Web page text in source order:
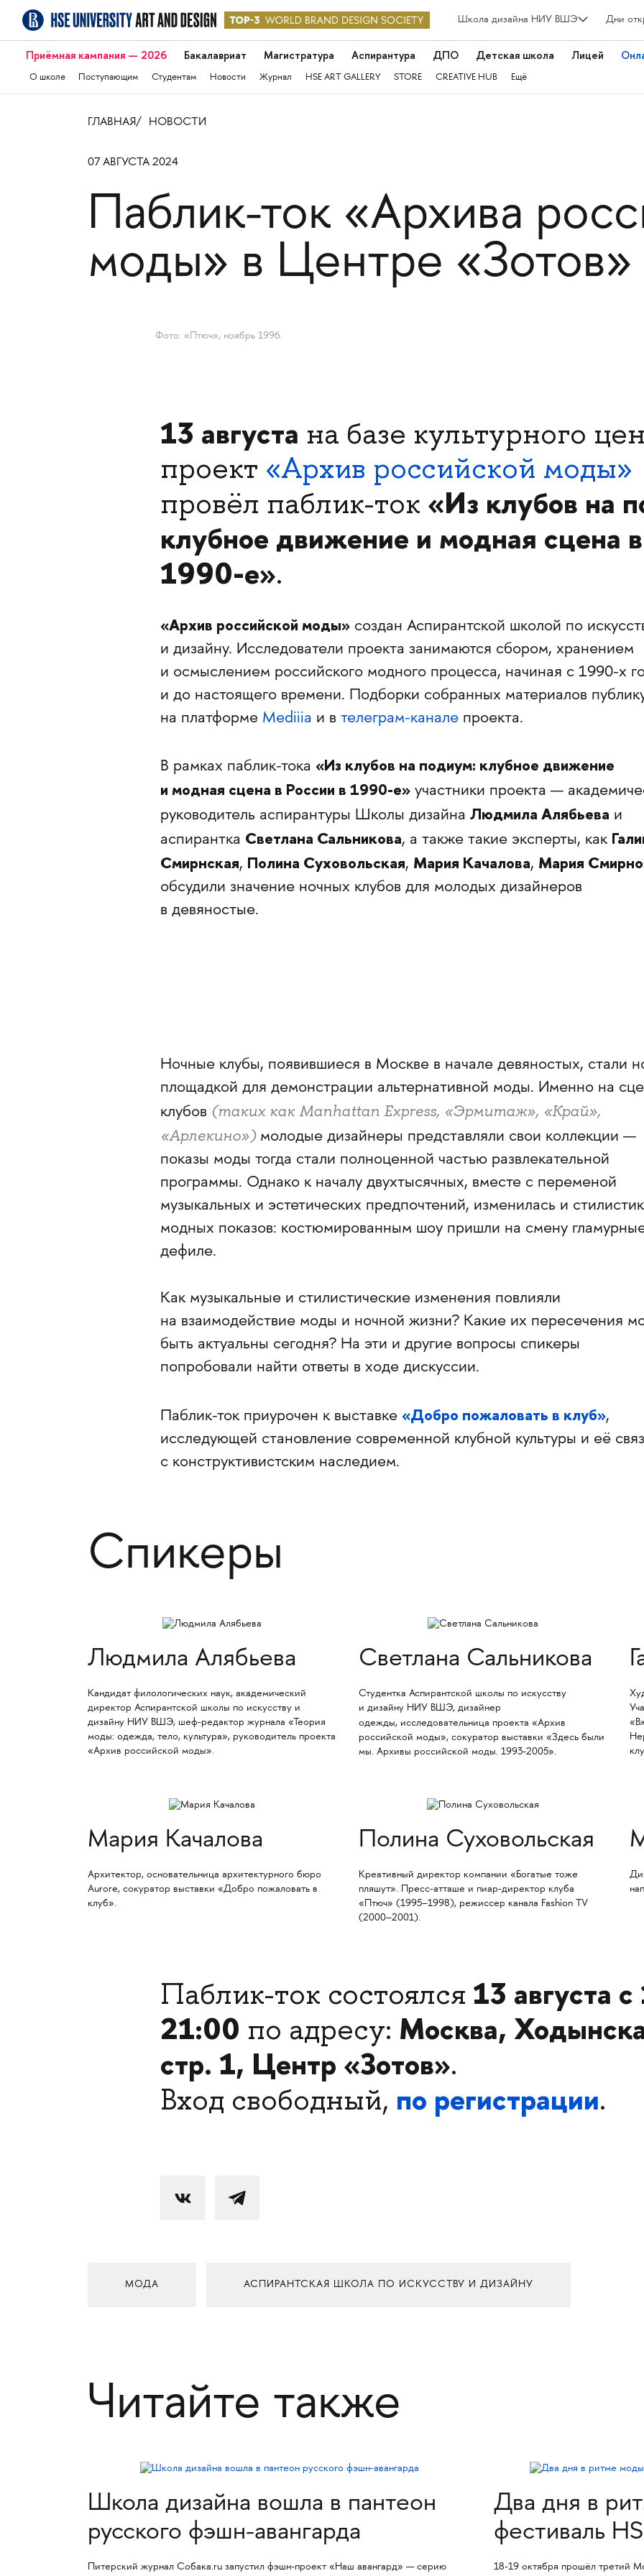
Школа дизайна НИУ ВШЭ Дни
Приёмная кампания — 2026 Бакалавриат Магистратура Аспирантура ДПО Детская школа Лицей
О школе Поступающим Студентам Новости Журнал HSE ART GALLERY STORE CREATIVE HUB Ещё
ГЛАВНАЯ НОВОСТИ
07 АВГУСТА 2024
Паблик-ток «Архива
моды» в Центре «Зотов»
Фото: «Птюч», ноябрь 1996.
13 августа на базе культурного
проект «Архив российской моды»
провёл паблик-ток «Из клубов на
клубное движение и модная сцена
1990-е».
«Архив российской моды»создан Аспирантской школой по
и дизайну. Исследователи проекта занимаются сбором, хранением
и осмыслением российского модного процесса, начиная с 1990-х
и до настоящего времени. Подборки собранных материалов
на платформе Mediiia и в телеграм-каналепроекта.
В рамках паблик-тока «Из клубов на подиум: клубное движение
и модная сцена в России в 1990-е»участники проекта —
руководитель аспирантуры Школы дизайна Людмила Алябьева и
аспирантка Светлана Сальникова, а также такие эксперты, как
Смирнская, Полина Суховольская, Мария Качалова, Мария
обсудили значение ночных клубов для молодых дизайнеров
в девяностые.
Ночные клубы, появившиеся в Москве в начале девяностых, стали
площадкой для демонстрации альтернативной моды. Именно на
клубов (таких как Manhattan Express, «Эрмитаж», «Край»,
«Арлекино»)молодые дизайнеры представляли свои коллекции —
показы моды тогда стали полноценной частью развлекательной
программы. Однако к началу двухтысячных, вместе с переменой
музыкальных и эстетических предпочтений, изменилась и
модных показов: костюмированным шоу пришли на смену
дефиле.
Как музыкальные и стилистические изменения повлияли
на взаимодействие моды и ночной жизни? Какие их пересечения
быть актуальны сегодня? На эти и другие вопросы спикеры
попробовали найти ответы в ходе дискуссии.
Паблик-ток приурочен к выставке «Добро пожаловать в клуб»,
исследующей становление современной клубной культуры и её
с конструктивистским наследием.
Спикеры
Людмила Алябьева
Кандидат филологических наук, академический
директор Аспирантской школы по искусству и
дизайну НИУ ВШЭ, шеф-редактор журнала «Теория
моды: одежда, тело, культура», руководитель проекта
«Архив российской моды».
Светлана Сальникова
Студентка Аспирантской школы по искусству
и дизайну НИУ ВШЭ, дизайнер
одежды, исследовательница проекта «Архив
российской моды», сокуратор выставки «Здесь были
мы. Архивы российской моды. 1993-2005».
Мария Качалова
Архитектор, основательница архитектурного бюро
Aurore, сокуратор выставки «Добро пожаловать в
клуб».
Полина Суховольская
Креативный директор компании «Богатые тоже
пляшут». Пресс-атташе и пиар-директор клуба
«Птюч» (1995–1998), режиссер канала Fashion TV
(2000–2001).
Паблик-ток состоялся 13 августа с
21:00 по адресу: Москва,
стр. 1, Центр «Зотов».
Вход свободный, по регистрации.
МОДА АСПИРАНТСКАЯ ШКОЛА ПО ИСКУССТВУ И ДИЗАЙНУ
Читайте также
Школа дизайна вошла в пантеон
русского фэшн-авангарда
Питерский журнал Собака.ru запустил фэшн-проект «Наш авангард» — серию
Два дня в
фестиваль
18-19 октября прошёл третий